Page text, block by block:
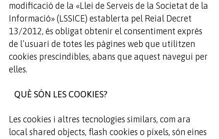
modificació de la «Llei de Serveis de la Societat de la
Informació» (LSSICE) establerta pel Reial Decret
13/2012, és obligat obtenir el consentiment exprés
de l’usuari de totes les pàgines web que utilitzen
cookies prescindibles, abans que aquest navegui per
elles.
QUÈ SÓN LES COOKIES?
Les cookies i altres tecnologies similars, com ara
local shared objects, flash cookies o píxels, són eines